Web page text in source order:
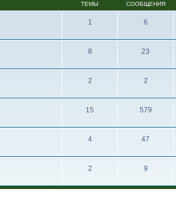
ТЕМЫ СООБЩЕНИЯ
1 6
8 23
2 2
15 579
4 47
2 9